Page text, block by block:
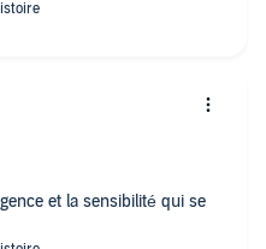
et la sensibilité qui se